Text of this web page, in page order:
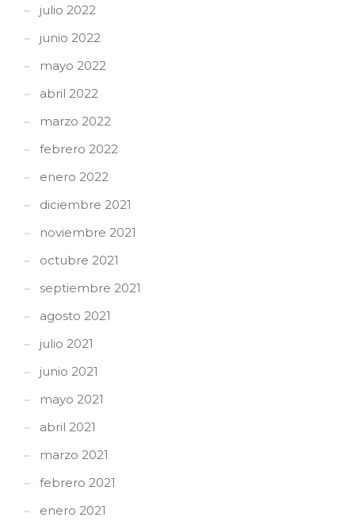
julio 2022
junio 2022
mayo 2022
abril 2022
marzo 2022
febrero 2022
enero 2022
diciembre 2021
noviembre 2021
octubre 2021
septiembre 2021
agosto 2021
julio 2021
junio 2021
mayo 2021
abril 2021
marzo 2021
febrero 2021
enero 2021